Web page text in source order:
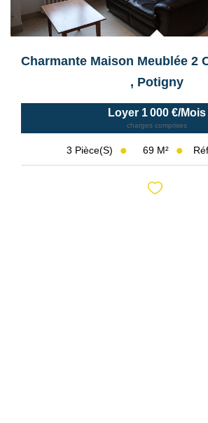
, Potigny
Loyer 1 000 €/mois
charges comprises
3 Pièce(s) 69 M²